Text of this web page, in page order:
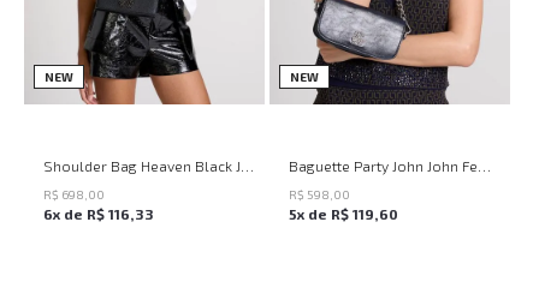
NEW
R$ 698 00
6x de R$ 116 33
NEW
R$ 598 00
5x de R$ 119 60